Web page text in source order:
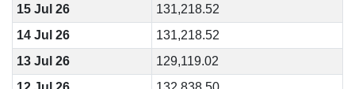
15 Jul 26
131,218.52
14 Jul 26
131,218.52
13 Jul 26
129,119.02